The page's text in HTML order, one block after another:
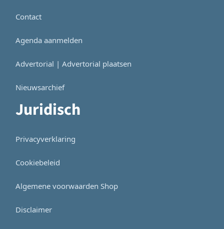
Contact
Agenda aanmelden
Advertorial | Advertorial plaatsen
Nieuwsarchief
Juridisch
Privacyverklaring
Cookiebeleid
Algemene voorwaarden Shop
Disclaimer